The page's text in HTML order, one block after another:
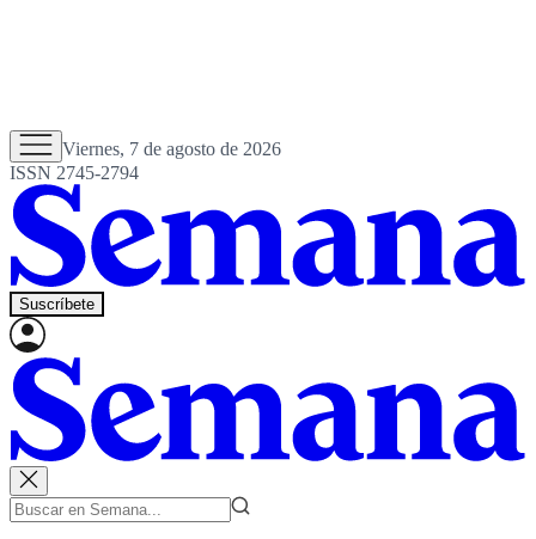
Viernes, 7 de agosto de 2026
ISSN 2745-2794
Suscríbete